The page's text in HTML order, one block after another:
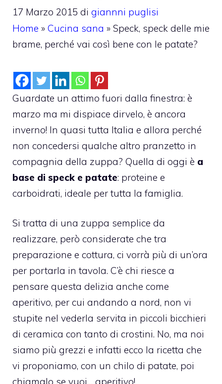
17 Marzo 2015 di giannni puglisi
Home » Cucina sana » Speck, speck delle mie
brame, perché vai così bene con le patate?
Guardate un attimo fuori dalla finestra: è
marzo ma mi dispiace dirvelo, è ancora
inverno! In quasi tutta Italia e allora perché
non concedersi qualche altro pranzetto in
compagnia della zuppa? Quella di oggi è a
base di speck e patate: proteine e
carboidrati, ideale per tutta la famiglia.
Si tratta di una zuppa semplice da
realizzare, però considerate che tra
preparazione e cottura, ci vorrà più di un’ora
per portarla in tavola. C’è chi riesce a
pensare questa delizia anche come
aperitivo, per cui andando a nord, non vi
stupite nel vederla servita in piccoli bicchieri
di ceramica con tanto di crostini. No, ma noi
siamo più grezzi e infatti ecco la ricetta che
vi proponiamo, con un chilo di patate, poi
chiamalo se vuoi… aperitivo!